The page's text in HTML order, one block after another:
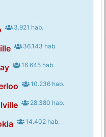
3.921 hab.
36.143 hab.
16.645 hab.
10.236 hab.
28.380 hab.
14.402 hab.